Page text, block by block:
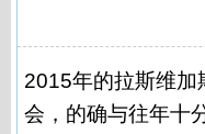
2015年的拉斯维加
会，的确与往年十